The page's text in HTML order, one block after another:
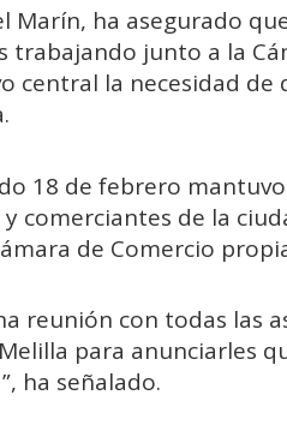
Marín, ha asegurado
trabajando junto a la
central la necesidad de
18 de febrero
comerciantes de la
de Comercio
reunión con todas las
para anunciarles
ha señalado.